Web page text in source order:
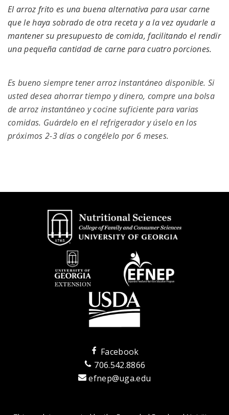
El arroz frito es una buena alternativa para usar carne
que le haya sobrado de otra receta y a la vez ayudarle a
mantener su presupuesto de comida, facilitando el rendir
una pequeña cantidad de carne para cuatro porciones.
Es bueno siempre tener arroz instantáneo disponible. Si
usted desea ahorrar tiempo y dinero, compre una bolsa
de arroz instantáneo y cocine suficiente para varias
comidas. Guárdelo en el refrigerador y úselo en los
próximos 2-3 días o congélelo por 6 meses.
Facebook
706.542.8866
efnep@uga.edu